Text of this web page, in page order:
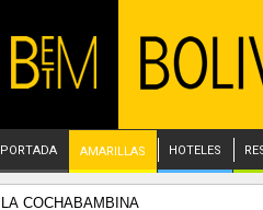
PORTADA AMARILLAS HOTELES